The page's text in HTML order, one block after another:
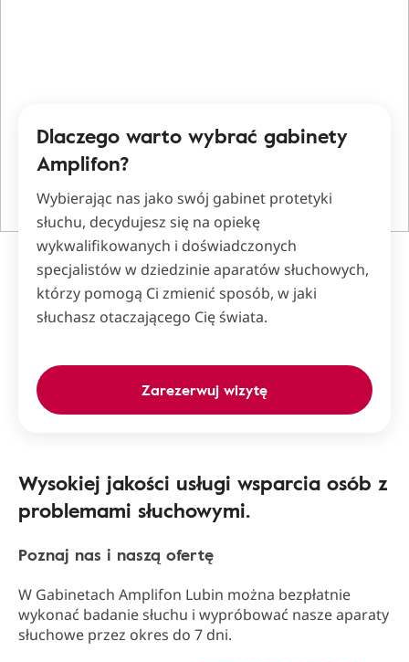
Dlaczego warto wybrać gabinety
Amplifon?
Wybierając nas jako swój gabinet protetyki
słuchu, decydujesz się na opiekę
wykwalifikowanych i doświadczonych
specjalistów w dziedzinie aparatów słuchowych,
którzy pomogą Ci zmienić sposób, w jaki
słuchasz otaczającego Cię świata.
Zarezerwuj wizytę
Wysokiej jakości usługi wsparcia osób z
problemami słuchowymi.
Poznaj nas i naszą ofertę
W Gabinetach Amplifon Lubin można bezpłatnie
wykonać badanie słuchu i wypróbować nasze aparaty
słuchowe przez okres do 7 dni.